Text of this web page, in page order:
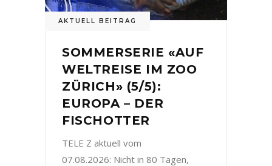
AKTUELL BEITRAG
SOMMERSERIE «AUF
WELTREISE IM ZOO
ZÜRICH» (5/5):
EUROPA – DER
FISCHOTTER
TELE Z aktuell vom
07.08.2026: Nicht in 80 Tagen,